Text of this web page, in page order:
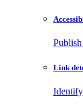
Link